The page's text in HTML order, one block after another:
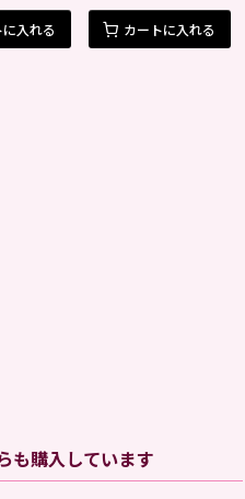
に入れる カートに入れる
も購入しています